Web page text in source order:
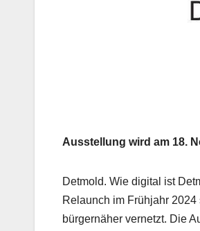
Ausstellung wird am 18.
Detmold. Wie digital ist
Relaunch im Frühjahr
bürgernäher vernetzt. Die